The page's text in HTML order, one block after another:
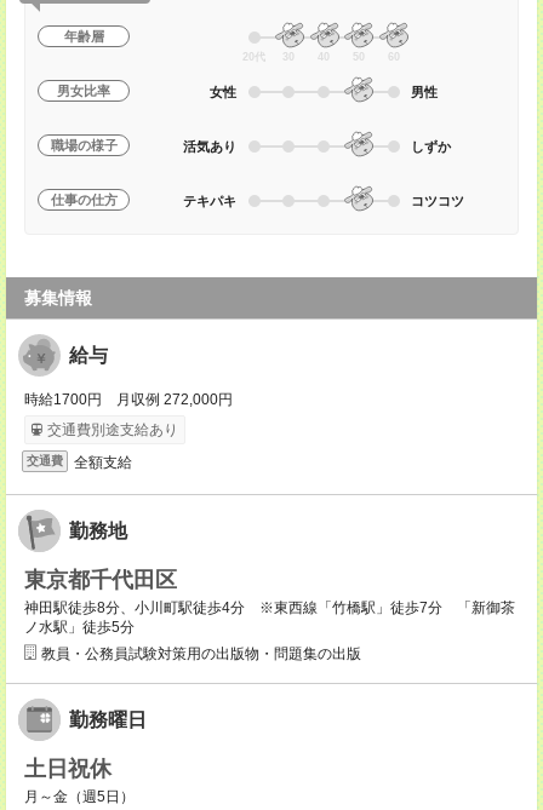
年齢層
20代 30 40 50 60
男女比率 女性 男性
職場の様子 活気あり しずか
仕事の仕方 テキパキ コツコツ
募集情報
給与
時給1700円 月収例 272,000円
交通費別途支給あり
交通費 全額支給
勤務地
東京都千代田区
神田駅徒歩8分、小川町駅徒歩4分 ※東西線「竹橋駅」徒歩7分 「新御茶
ノ水駅」徒歩5分
教員・公務員試験対策用の出版物・問題集の出版
勤務曜日
土日祝休
月～金（週5日）